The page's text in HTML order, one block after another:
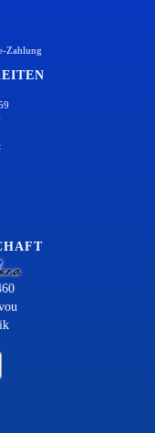
Zahlung